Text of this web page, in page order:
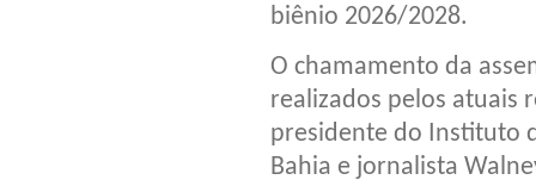
biênio 2026/2028.
O chamamento da
realizados pelos atuais
presidente do Instituto
Bahia e jornalista